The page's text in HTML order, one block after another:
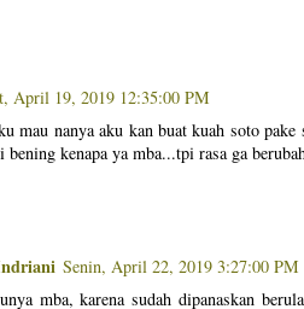
April 19, 2019 12:35:00 PM
mau nanya aku kan buat kuah soto
bening kenapa ya mba...tpi rasa ga
Senin, April 22, 2019 3:27:00 PM
mba, karena sudah dipanaskan